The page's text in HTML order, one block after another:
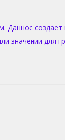
Данное
значении для